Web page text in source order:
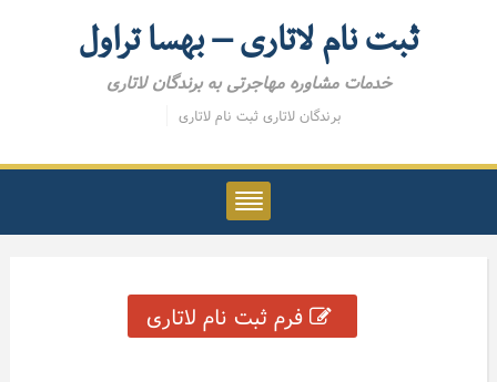
ثبت نام لاتاری – بهسا تراول
خدمات مشاوره مهاجرتی به برندگان لاتاری
برندگان لاتاری ثبت نام لاتاری
فرم ثبت نام لاتاری